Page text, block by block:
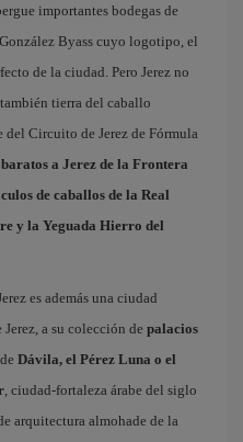
importantes bodegas de
Byass cuyo logotipo, el
de la ciudad. Pero Jerez no
tierra del caballo
Circuito de Jerez de Fórmula
a Jerez de la Frontera
de caballos de la Real
y la Yeguada Hierro del
es además una ciudad
Jerez, a su colección de palacios
Dávila, el Pérez Luna o el
, ciudad-fortaleza árabe del siglo
arquitectura almohade de la